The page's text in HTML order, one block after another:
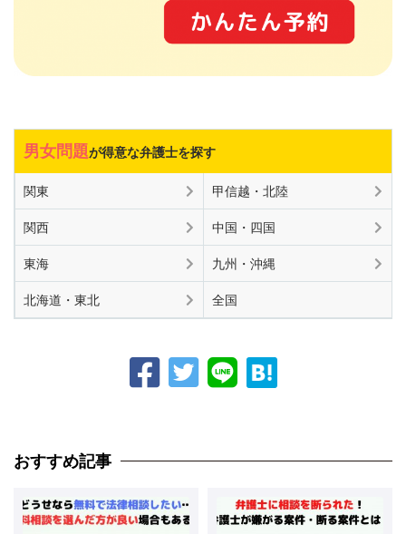
男女問題が得意な弁護士を探す
関東 甲信越・北陸
関西 中国・四国
東海 九州・沖縄
北海道・東北 全国
おすすめ記事